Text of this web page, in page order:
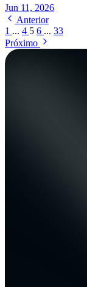
Jun 11, 2026
Anterior
1 ... 4 5 6 ... 33
Próximo